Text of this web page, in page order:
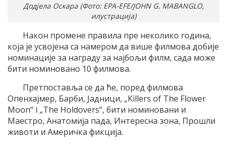
Додјела Оскара (Фото: EPA-EFE/JOHN G. MABANGLO,
илустрација)
Након промене правила пре неколико година,
која је усвојена са намером да више филмова добије
номинације за награду за најбољи филм, сада може
бити номиновано 10 филмова.
Претпоставља се да ће, поред филмова
Опенхајмер, Барби, Јадници, „Killers of The Flower
Moon“ i „The Holdovers“, бити номиновани и
Маестро, Анатомија пада, Интересна зона, Прошли
животи и Америчка фикција.